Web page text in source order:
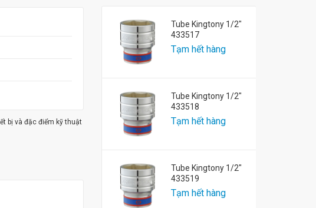
bị và đặc điểm kỹ thuật
Tube Kingtony 1/2"
433517
Tạm hết hàng
Tube Kingtony 1/2"
433518
Tạm hết hàng
Tube Kingtony 1/2"
433519
Tạm hết hàng